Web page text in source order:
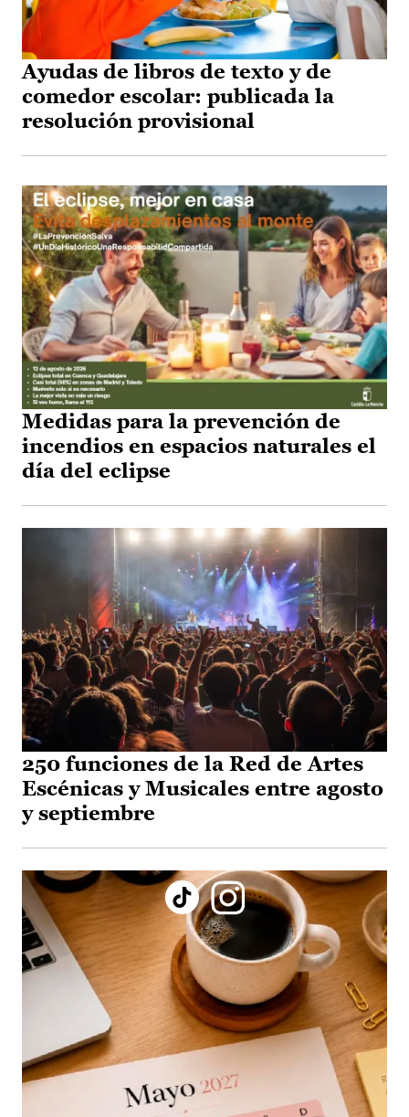
Ayudas de libros de texto y de
comedor escolar: publicada la
resolución provisional
Medidas para la prevención de
incendios en espacios naturales el
día del eclipse
250 funciones de la Red de Artes
Escénicas y Musicales entre agosto
y septiembre